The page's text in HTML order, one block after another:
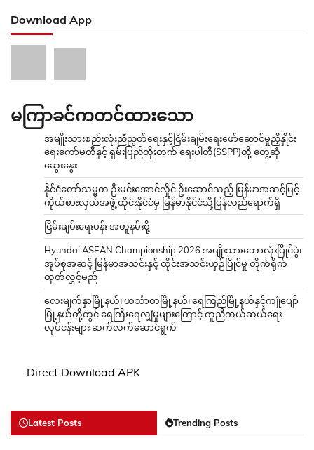
Download App
မကြာခင်ကတင်ထားသော
အမျိုးသားစည်းလုံးညီညွတ်ရေးနှင့်ငြိမ်းချမ်းရေးဖော်ဆောင်မှုညှိနှိုင်း
ရေးကော်မတီနှင့် ရှမ်းပြည်တိုးတက် ရေးပါတီ(SSPP)တို့ တွေ့ဆုံ
ဆွေးနွေး
နိုင်ငံတော်သမ္မတ ဦးမင်းအောင်လှိုင် ဦးဆောင်သည့် မြန်မာအဆင့်မြင့်
ကိုယ်စားလှယ်အဖွဲ့ ထိုင်းနိုင်ငံမှ မြန်မာနိုင်ငံသို့ပြန်လည်ရောက်ရှိ
ငြိမ်းချမ်းရေးပန်း အတူနမ်းစို့
Hyundai ASEAN Championship 2026 အမျိုးသားဘောလုံးပြိုင်ပွဲ၊
အုပ်စုအဆင့် မြန်မာအသင်းနှင့် ထိုင်းအသင်းယှဉ်ပြိုင်မှု တိုက်ရိုက်
ထုတ်လွှင့်မည်
လေးမျက်နှာမြို့နယ်၊ ဟင်္သာတမြို့နယ်၊ ရေကြည်မြို့နယ်နှင့်ကျုံပျော်
မြို့နယ်တို့တွင် ရေကြီးရေလျှံမှုများကြောင့် ကူညီကယ်ဆယ်ရေး
လုပ်ငန်းများ ဆက်လက်ဆောင်ရွက်
Direct Download APK
Latest Posts Trending Posts